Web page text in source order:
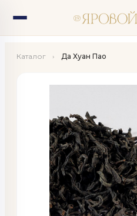
Каталог › Да Хуан Пао